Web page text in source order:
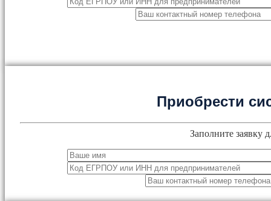
Приобрести
Заполните заявку